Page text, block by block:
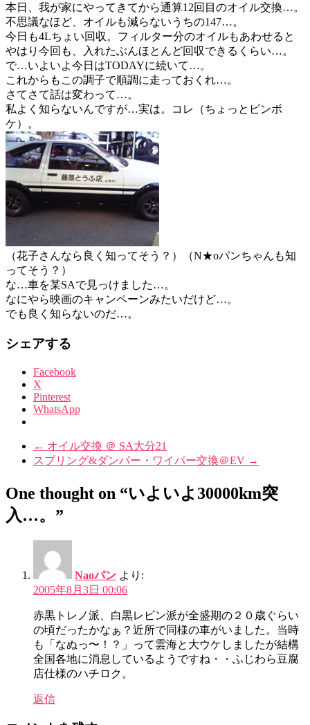
本日、我が家にやってきてから通算12回目のオイル交換…。
不思議なほど、オイルも減らないうちの147…。
今日も4Lちょい回収。フィルター分のオイルもあわせると
やはり今回も、入れたぶんほとんど回収できるくらい…。
で…いよいよ今日はTODAYに続いて…。
これからもこの調子で順調に走っておくれ…。
さてさて話は変わって…。
私よく知らないんですが…実は。コレ（ちょっとピンボ
ケ）。
（花子さんなら良く知ってそう？）（N★oパンちゃんも知
ってそう？）
な…車を某SAで見っけました…。
なにやら映画のキャンペーンみたいだけど…。
でも良く知らないのだ…。
シェアする
Facebook
X
Pinterest
WhatsApp
← オイル交換 ＠ SA大分21
スプリング&ダンパー・ワイパー交換＠EV →
One thought on “いよいよ30000km突
入…。”
Naoパン より:
2005年8月3日 00:06
赤黒トレノ派、白黒レビン派が全盛期の２０歳ぐらい
の頃だったかなぁ？近所で同様の車がいました。当時
も「なぬっ〜！？」って雲海と大ウケしましたが結構
全国各地に消息しているようですね・・ふじわら豆腐
店仕様のハチロク。
返信